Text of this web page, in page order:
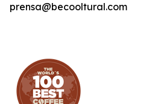
prensa@becooltural.com